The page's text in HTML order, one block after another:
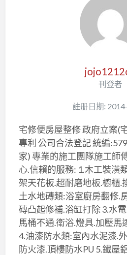
刊登者
註册日期:
宅修便房屋整修 政府立案(
專利 公司合法登記 統編
家) 專業的施工團隊施工師
心.信賴的服務: 1.木工裝潢
架天花板.超耐磨地板.櫥櫃.
土水地磚類:浴室廚房翻修.
磚凸起修補.浴缸打除 3.水
馬桶不通.衛浴.燈具.加壓馬
4.油漆防水類:室內水泥漆.
防火漆.頂樓防水PU 5.鐵屋